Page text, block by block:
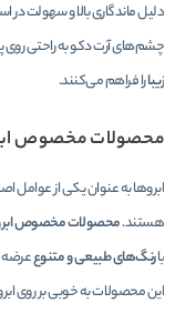
دلیل ماندگاری بالا و سهولت در
چشم‌های آرت دکو به راحتی
زیبارا فراهم می‌کنند.
محصولات مخصوص
ابروها به عنوان یکی از عوامل
هستند.محصولات مخصوص
بارنگ‌های طبیعی و متنوععرضه
این محصولات به خوبی بر روی